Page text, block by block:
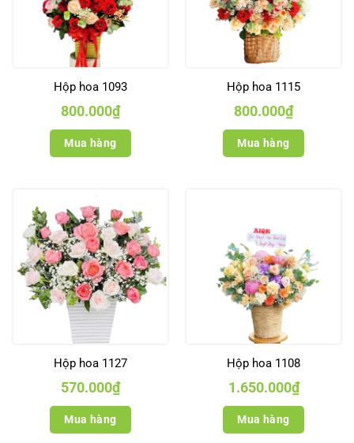
Hộp hoa 1093
800.000₫
Mua hàng
Hộp hoa 1115
800.000₫
Mua hàng
Hộp hoa 1127
570.000₫
Mua hàng
Hộp hoa 1108
1.650.000₫
Mua hàng